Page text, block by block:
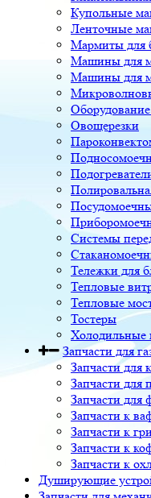
Купольные
Ленточные
Мармиты для
Машины для
Машины для
Овощерезки
Системы
Тележки для
Тепловые
Тепловые
Тостеры
Холодильные
Запчасти для
Запчасти для
Запчасти для
Запчасти
Запчасти к
Запчасти к
Запчасти к
Запчасти к
Душирующие